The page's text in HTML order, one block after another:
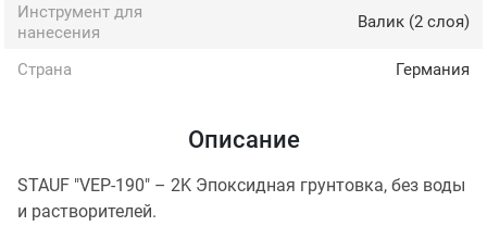
Инструмент для
нанесения
Валик (2 слоя)
Страна Германия
Описание
STAUF "VEP-190" – 2K Эпоксидная грунтовка, без воды
и растворителей.